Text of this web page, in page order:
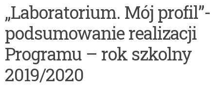
„Laboratorium. Mój profil”-
podsumowanie realizacji
Programu – rok szkolny
2019/2020
–
IV
Laboratorium
konkursów
przedmiotowych
organizowanych
w
roku